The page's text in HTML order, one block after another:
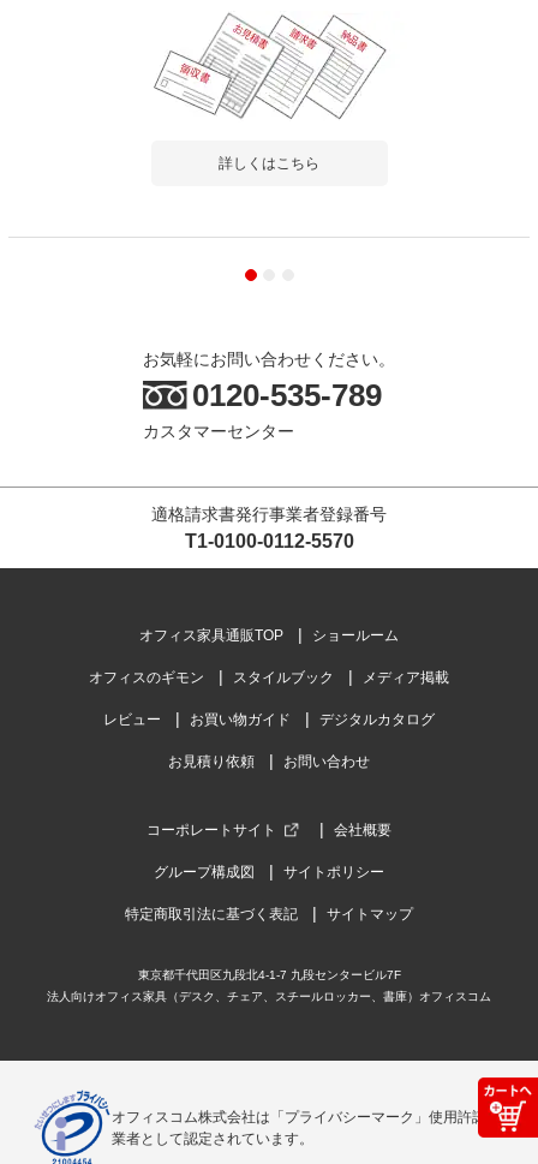
詳しくはこちら
お気軽にお問い合わせください。
0120-535-789
カスタマーセンター
適格請求書発行事業者登録番号
T1-0100-0112-5570
オフィス家具通販TOP ショールーム
オフィスのギモン スタイルブック メディア掲載
レビュー お買い物ガイド デジタルカタログ
お見積り依頼 お問い合わせ
コーポレートサイト 会社概要
グループ構成図 サイトポリシー
特定商取引法に基づく表記 サイトマップ
東京都千代田区九段北4-1-7 九段センタービル7F
法人向けオフィス家具（デスク、チェア、スチールロッカー、書庫）オフィスコム
オフィスコム株式会社は「プライバシーマーク」使用許諾事
業者として認定されています。